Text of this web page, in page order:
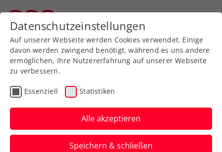
Zurück zur Newsübersicht
ITF Turniere
French Open: Tagger folgt
Behrmann ins
Achtelfinale
Datenschutzeinstellungen
Auf unserer Webseite werden Cookies verwendet. Einige
davon werden zwingend benötigt, während es uns andere
ermöglichen, Ihre Nutzererfahrung auf unserer Webseite
zu verbessern.
Essenziell Statistiken
Alle akzeptieren
Speichern & schließen